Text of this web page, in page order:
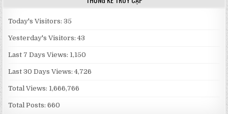
Today's Visitors:35
Yesterday's Visitors:43
Last 7 Days Views: 1,150
Last 30 Days Views:4,726
Total Views: 1,666,766
Total Posts:660